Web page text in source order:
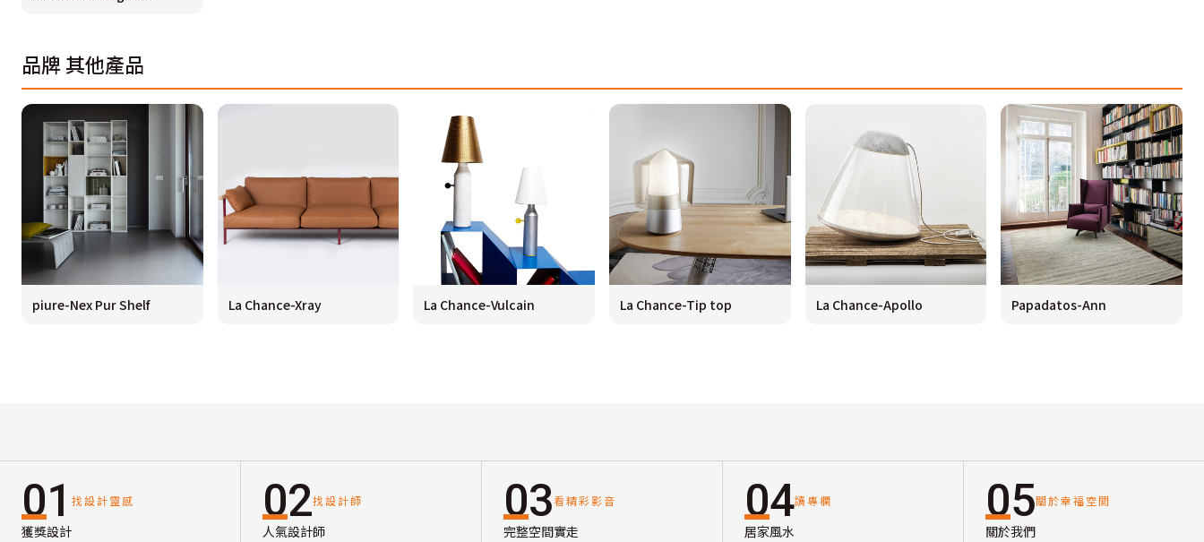
品牌其他產品
piure-Nex Pur Shelf La Chance-Xray La Chance-Vulcain La Chance-Tip top La Chance-Apollo Papadatos-Ann
01 找設計靈感
獲獎設計
02找設計師
人氣設計師
03看精彩影音
完整空間實走
04讀專欄
居家風水
05關於幸福空間
關於我們